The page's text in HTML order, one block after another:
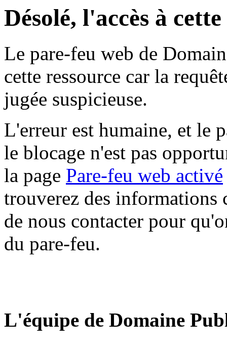
Désolé, l'accès à
Le pare-feu web de
cette ressource car la
jugée suspicieuse.
L'erreur est humaine, et le
le blocage n'est pas
la page Pare-feu web activé
trouverez des informations
de nous contacter pour
du pare-feu.
L'équipe de Domaine